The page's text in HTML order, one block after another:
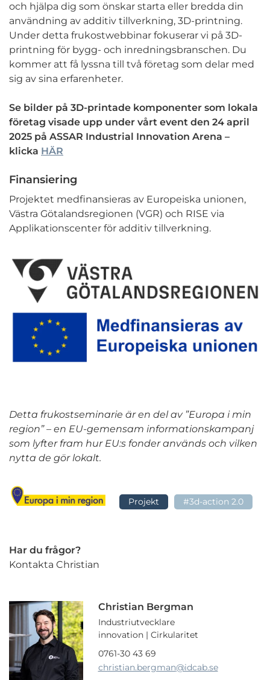
och hjälpa dig som önskar starta eller bredda din
användning av additiv tillverkning, 3D-printning.
Under detta frukostwebbinar fokuserar vi på 3D-
printning för bygg- och inredningsbranschen. Du
kommer att få lyssna till två företag som delar med
sig av sina erfarenheter.
Se bilder på 3D-printade komponenter som lokala
företag visade upp under vårt event den 24 april
2025 på ASSAR Industrial Innovation Arena –
klicka HÄR
Finansiering
Projektet medfinansieras av Europeiska unionen,
Västra Götalandsregionen (VGR) och RISE via
Applikationscenter för additiv tillverkning.
Detta frukostseminarie är en del av ”Europa i min
region” – en EU-gemensam informationskampanj
som lyfter fram hur EU:s fonder används och vilken
nytta de gör lokalt.
Projekt #3d-action 2.0
Har du frågor?
Kontakta Christian
Christian Bergman
Industriutvecklare
innovation | Cirkularitet
0761-30 43 69
christian.bergman@idcab.se